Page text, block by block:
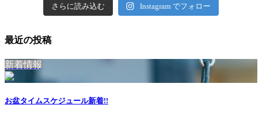
さらに読み込む Instagram でフォロー
最近の投稿
新着情報
お盆タイムスケジュール新着!!